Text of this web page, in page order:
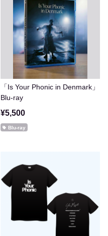
「Is Your Phonic in Denmark」
Blu-ray
¥5,500
Blu-ray